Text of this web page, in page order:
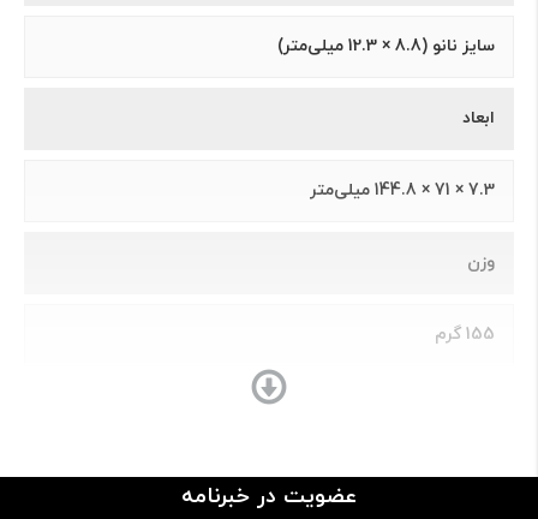
سایز نانو (8.8 × 12.3 میلی‌متر)
ابعاد
7.3 × 71 × 144.8 میلی‌متر
وزن
155 گرم
فلز و شیشه مجهز به حس‌گر اثر انگشت (Fingerprint
عضویت در خبرنامه